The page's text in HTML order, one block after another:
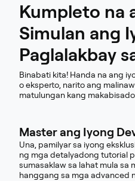
Kumpleto na
Simulan ang
Paglalakbay
Binabati kita! Handa na ang
o eksperto, narito ang
matulungan kang
Master ang Iyong
Una, pamilyar sa iyong
ng mga detalyadong tutorial
sumasaklaw sa lahat mula sa
hanggang sa mga advanced